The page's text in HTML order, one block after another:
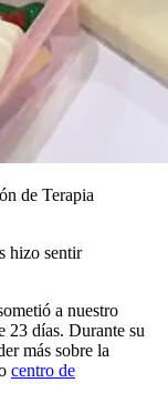
de Terapia
hizo sentir
a nuestro
23 días. Durante su
más sobre la
centro de